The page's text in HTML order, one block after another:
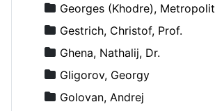
Georges (Khodre), Metropolit
Gestrich, Christof, Prof.
Ghena, Nathalij, Dr.
Gligorov, Georgy
Golovan, Andrej